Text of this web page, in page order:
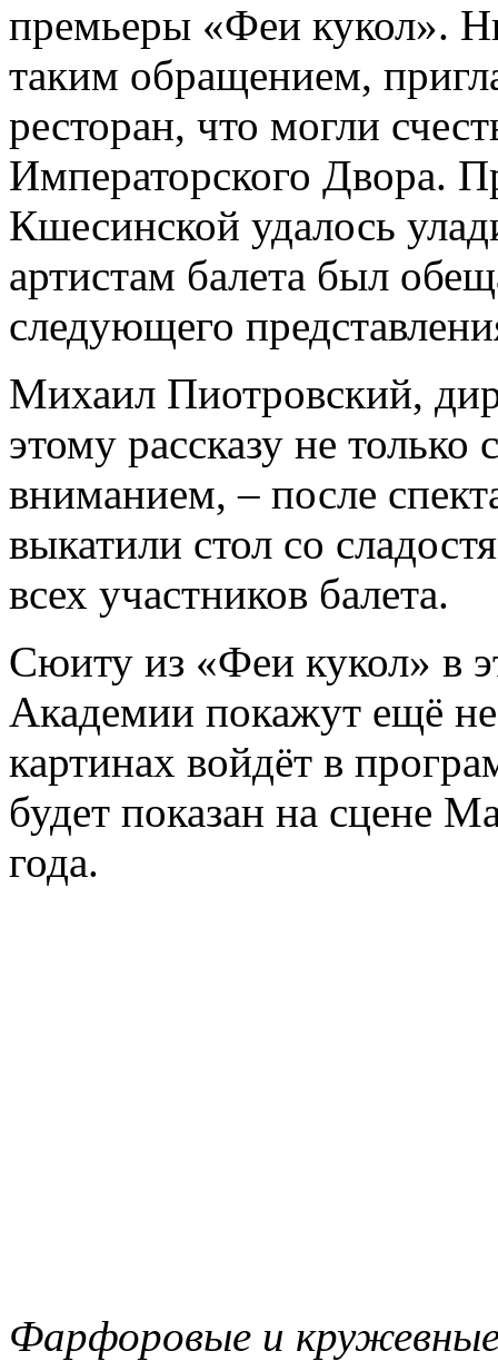
премьеры «Феи кукол».
таким обращением,
ресторан, что могли
Императорского Двора.
Кшесинской удалось
артистам балета был
следующего
Михаил Пиотровский,
этому рассказу не
вниманием, ­– после
выкатили стол со
всех участников балета.
Сюиту из «Феи кукол» в
Академии покажут ещё
картинах войдёт в
будет показан на сцене
года.
Фарфоровые и